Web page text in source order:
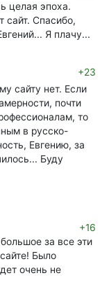
целая эпоха.
сайт. Спасибо,
Я плачу...
+23
сайту нет. Если
почти
то
в русско-
Евгению, за
Буду
+16
за все эти
Было
очень не